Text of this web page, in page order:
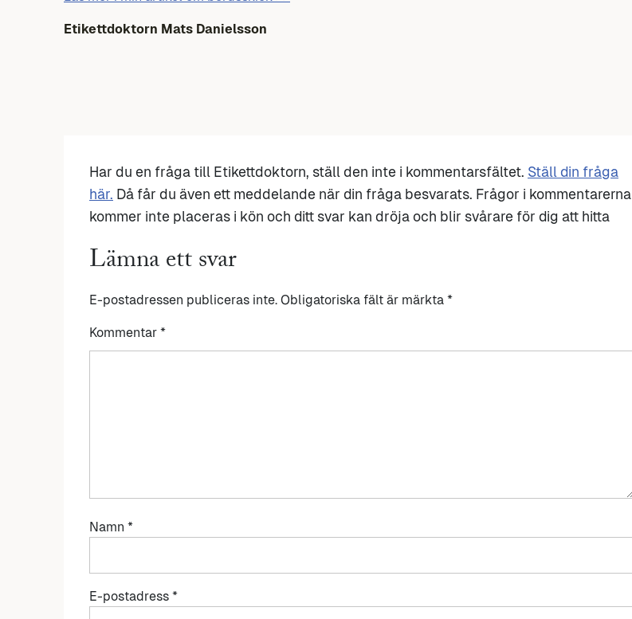
Etikettdoktorn Mats Danielsson
Har du en fråga till Etikettdoktorn, ställ den inte i kommentarsfältet. Ställ din fråga
här. Då får du även ett meddelande när din fråga besvarats. Frågor i kommentarerna
kommer inte placeras i kön och ditt svar kan dröja och blir svårare för dig att hitta
Lämna ett svar
E-postadressen publiceras inte. Obligatoriska fält är märkta *
Kommentar *
Namn *
E-postadress *